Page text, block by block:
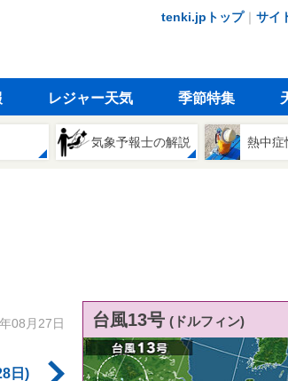
tenki.jpトップ｜ サイ
レジャー天気 季節特集
気象予報士の解説 熱中症
08月27日
日)
台風13号 (ドルフィン)